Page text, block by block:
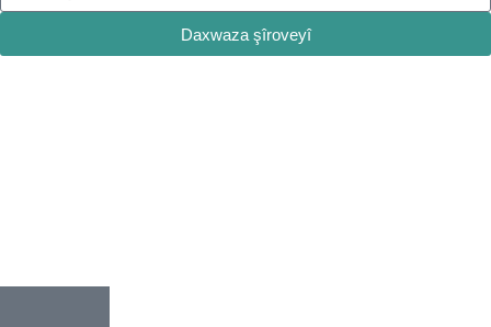
Daxwaza şîroveyî